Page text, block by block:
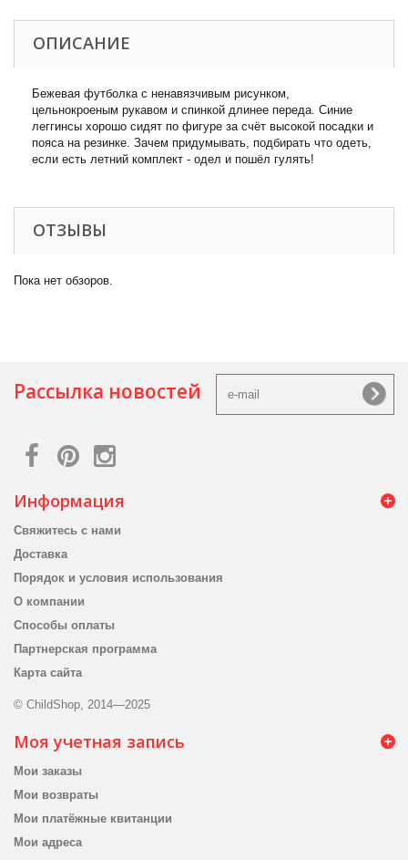
ОПИСАНИЕ
Бежевая футболка с ненавязчивым рисунком,
цельнокроеным рукавом и спинкой длинее переда. Синие
леггинсы хорошо сидят по фигуре за счёт высокой посадки и
пояса на резинке. Зачем придумывать, подбирать что одеть,
если есть летний комплект - одел и пошёл гулять!
ОТЗЫВЫ
Пока нет обзоров.
Рассылка новостей
Информация
Свяжитесь с нами
Доставка
Порядок и условия использования
О компании
Способы оплаты
Партнерская программа
Карта сайта
© ChildShop, 2014—2025
Моя учетная запись
Мои заказы
Мои возвраты
Мои платёжные квитанции
Мои адреса